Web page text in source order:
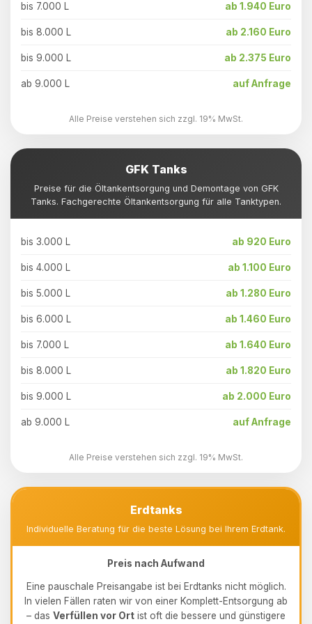
bis 7.000 L ab 1.940 Euro
bis 8.000 L ab 2.160 Euro
bis 9.000 L ab 2.375 Euro
ab 9.000 L auf Anfrage
Alle Preise verstehen sich zzgl. 19% MwSt.
GFK Tanks
Preise für die Öltankentsorgung und Demontage von GFK
Tanks. Fachgerechte Öltankentsorgung für alle Tanktypen.
bis 3.000 L ab 920 Euro
bis 4.000 L ab 1.100 Euro
bis 5.000 L ab 1.280 Euro
bis 6.000 L ab 1.460 Euro
bis 7.000 L ab 1.640 Euro
bis 8.000 L ab 1.820 Euro
bis 9.000 L ab 2.000 Euro
ab 9.000 L auf Anfrage
Alle Preise verstehen sich zzgl. 19% MwSt.
Erdtanks
Individuelle Beratung für die beste Lösung bei Ihrem Erdtank.
Preis nach Aufwand
Eine pauschale Preisangabe ist bei Erdtanks nicht möglich.
In vielen Fällen raten wir von einer Komplett-Entsorgung ab
– das Verfüllen vor Ort ist oft die bessere und günstigere